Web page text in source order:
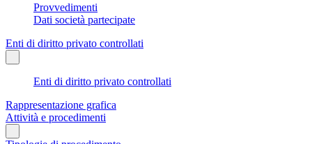
Provvedimenti
Dati società partecipate
Enti di diritto privato controllati
Enti di diritto privato controllati
Rappresentazione grafica
Attività e procedimenti